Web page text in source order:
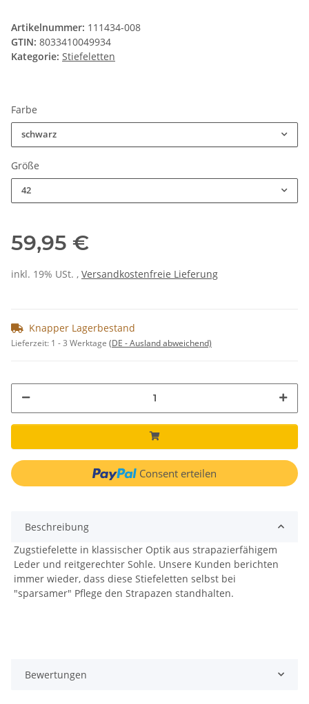
Artikelnummer: 111434-008
GTIN: 8033410049934
Kategorie: Stiefeletten
Farbe
schwarz
Größe
42
59,95 €
inkl. 19% USt. , Versandkostenfreie Lieferung
Knapper Lagerbestand
Lieferzeit: 1 - 3 Werktage (DE - Ausland abweichend)
Consent erteilen
Beschreibung
Zugstiefelette in klassischer Optik aus strapazierfähigem
Leder und reitgerechter Sohle. Unsere Kunden berichten
immer wieder, dass diese Stiefeletten selbst bei
"sparsamer" Pflege den Strapazen standhalten.
Bewertungen